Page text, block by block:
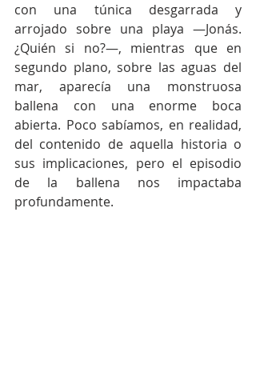
con una túnica desgarrada y
arrojado sobre una playa —Jonás.
¿Quién si no?—, mientras que en
segundo plano, sobre las aguas del
mar, aparecía una monstruosa
ballena con una enorme boca
abierta. Poco sabíamos, en realidad,
del contenido de aquella historia o
sus implicaciones, pero el episodio
de la ballena nos impactaba
profundamente.